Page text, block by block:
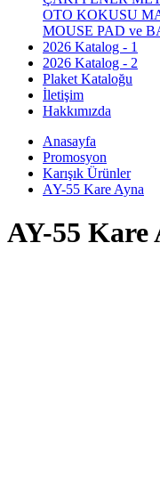
OTO KOKUSU
MOUSE PAD ve
2026 Katalog - 1
2026 Katalog - 2
Plaket Kataloğu
İletişim
Hakkımızda
Anasayfa
Promosyon
Karışık Ürünler
AY-55 Kare Ayna
AY-55 Kare